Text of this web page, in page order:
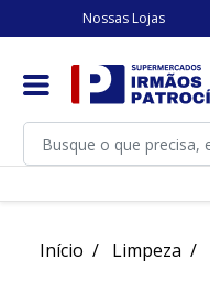
Nossas Lojas
Início Limpeza